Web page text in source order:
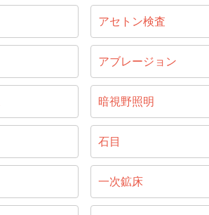
アセトン検査
アブレージョン
暗視野照明
石目
一次鉱床